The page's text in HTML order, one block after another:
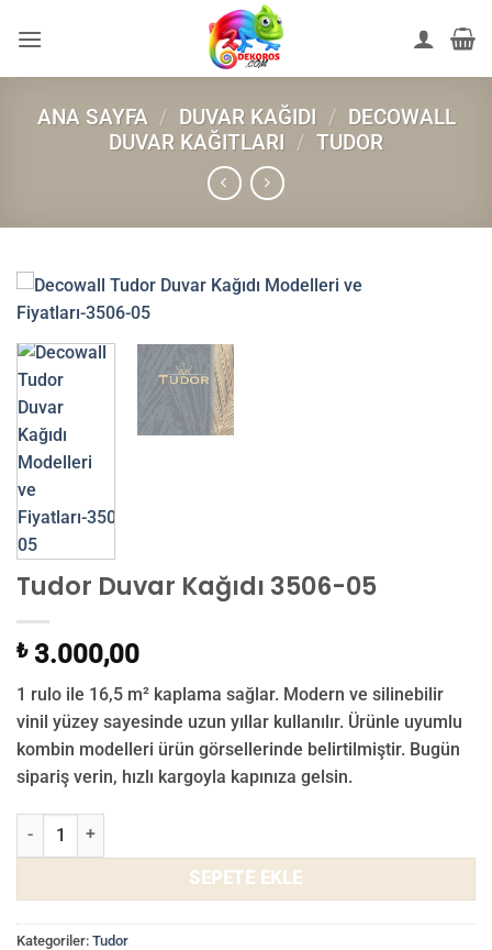
atla
ANA SAYFA / DUVAR KAĞIDI / DECOWALL
DUVAR KAĞITLARI / TUDOR
Tudor Duvar Kağıdı 3506-05
₺3.000,00
1 rulo ile 16,5 m² kaplama sağlar. Modern ve silinebilir
vinil yüzey sayesinde uzun yıllar kullanılır. Ürünle uyumlu
kombin modelleri ürün görsellerinde belirtilmiştir. Bugün
sipariş verin, hızlı kargoyla kapınıza gelsin.
Tudor Duvar Kağıdı 3506-05 adet
SEPETE EKLE
Kategoriler: Tudor